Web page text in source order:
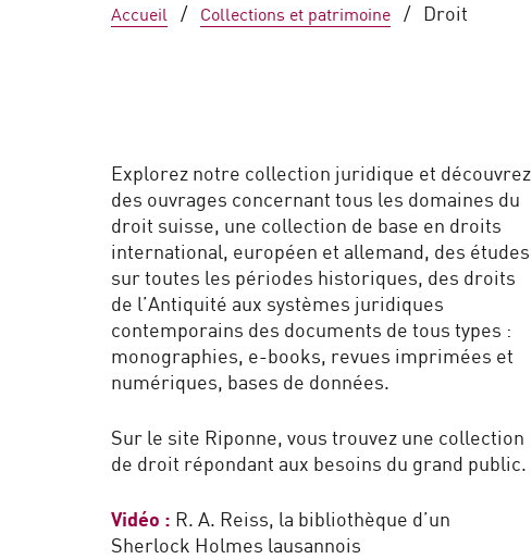
Accueil / Collections et patrimoine / Droit
Explorez notre collection juridique et découvrez
des ouvrages concernant tous les domaines du
droit suisse, une collection de base en droits
international, européen et allemand, des études
sur toutes les périodes historiques, des droits
de l’Antiquité aux systèmes juridiques
contemporains des documents de tous types :
monographies, e-books, revues imprimées et
numériques, bases de données.
Sur le site Riponne, vous trouvez une collection
de droit répondant aux besoins du grand public.
Vidéo : R. A. Reiss, la bibliothèque d’un
Sherlock Holmes lausannois